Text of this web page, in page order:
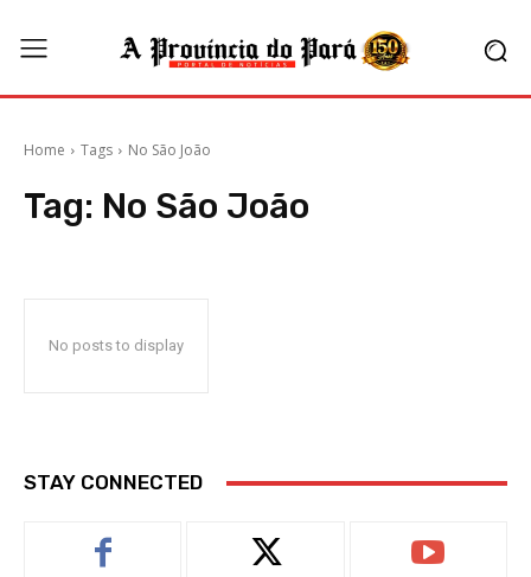
Home Tags No São João
Tag: No São João
No posts to display
STAY CONNECTED